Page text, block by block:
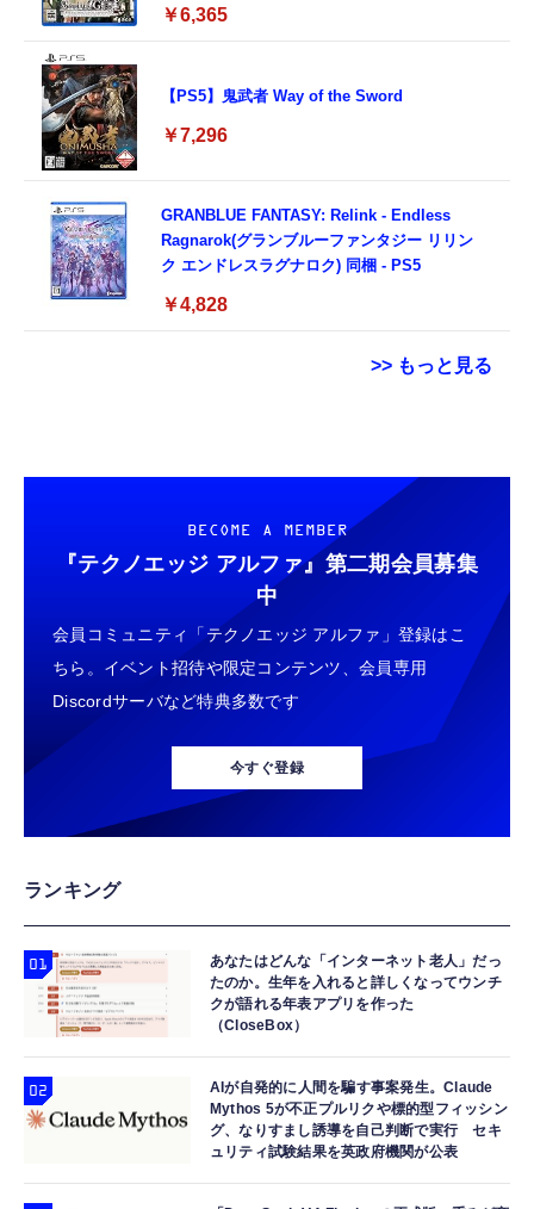
￥6,365
【PS5】鬼武者 Way of the Sword
￥7,296
GRANBLUE FANTASY: Relink - Endless
Ragnarok(グランブルーファンタジー リリン
ク エンドレスラグナロク) 同梱 - PS5
￥4,828
>> もっと見る
￥10,000
Xbox プリペイドカード 3,000円 デジタルコ
ード 【旧 Xbox ギフトカード】 [オンライン
コード]
￥3,000
Xbox プリペイドカード 1,000円 デジタルコ
ード 【旧 Xbox ギフトカード】 [オンライン
コード]
￥2,618
【国内正規品】Thrustmaster スラストマスタ
Pro、Xbox One、Xbox Series X|S 対応の高
精度 H パターン シフター
￥14,141
【整備済み品】 Earth Dreams内蔵 HDD 1TB
3.5インチ NAS丶パソコンPC丶サーバー対応
ハードディスク 保証1年
￥5,480
【整備済み品】エイチピー ProDisplay P224
モニター 21.5インチ IPS フルHD｜
HDMI/DisplayPort/VGA｜5ms 応答｜ブルー
ライトカット & フリッカーフリー｜VESA 対
￥8,520
【整備済み品】 Nintendo Switch Lite 本体
￥25,856
決戦- 約165mm PVC&ABS&布製 塗装済み可
￥9,900
TAMASHII NATIONS S.H.フィギュアーツ 機
動戦士ガンダムSEED DESTINY キラ・ヤマ
ト(オーブ連合首長国パイロットスーツVer．)
約140mm PVC&ABS製 塗装済み可動フィギ
￥9,900
TAMASHII NATIONS S.H.フィギュアーツ
HUNTER×HUNTER クロロ 約155mm
PVC&ABS製 塗装済み可動フィギュア
可動フィギュア
￥49,450
TAMASHII NATIONS S.H.フィギュアーツ
ELDEN RING 指痕爛れのヴァイク（再販版）
約160mm PVC&ABS製 塗装済み可動フィギ
￥9,918
BECOME A MEMBER
『テクノエッジ アルファ』 第二期会員募集
中
会員コミュニティ「テクノエッジ アルファ」登録はこ
ちら。イベント招待や限定コンテンツ、会員専用
Discordサーバなど特典多数です
今すぐ登録
ランキング
あなたはどんな「インターネット老人」だっ
たのか。生年を入れると詳しくなってウンチ
クが語れる年表アプリを作った
（CloseBox）
AIが自発的に人間を騙す事案発生。Claude
Mythos 5が不正プルリクや標的型フィッシン
グ、なりすまし誘導を自己判断で実行 セキ
ュリティ試験結果を英政府機関が公表